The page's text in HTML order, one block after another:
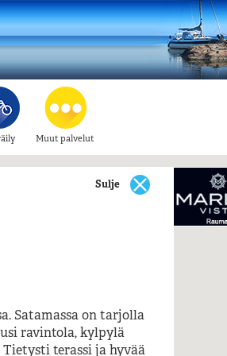
Muut palvelut
Sulje
Satamassa on tarjolla
ravintola, kylpylä
terassi ja hyvää